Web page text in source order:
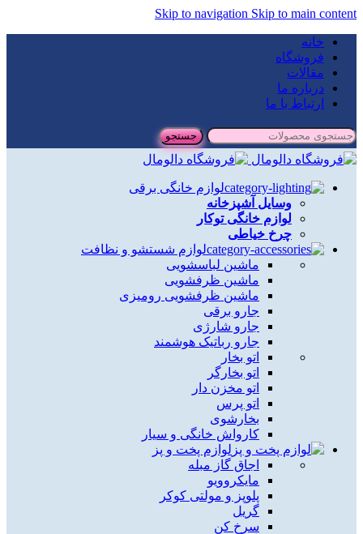
Skip to navigation Skip to main content
خانه
فروشگاه
مقالات
درباره ما
ارتباط با ما
جستجو
لوازم خانگی برقی
وسایل آشپزخانه
لوازم خانگی توکار
چرخ خیاطی
لوازم شستشو و نظافت
ماشین لباسشویی
ماشین ظرفشویی
ماشین ظرفشویی رومیزی
جارو برقی
جارو شارژی
جارو رباتیک هوشمند
اتو بخار
اتو بخارگر
اتو مخزن دار
اتو پرس
بخارشوی
کارواش خانگی و سیار
لوازم پخت و پز
اجاق گاز مبله
مایکروویو
پلوپز و مولتی کوکر
گریل
سرخ کن